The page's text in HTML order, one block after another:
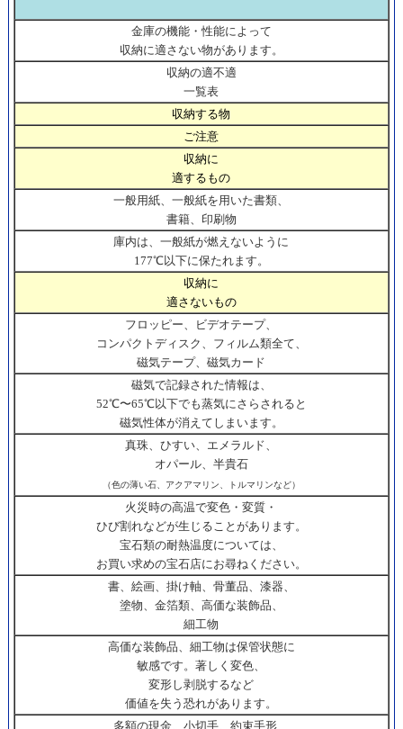
金庫の機能・性能によって
収納に適さない物があります。
収納の適不適
一覧表
収納する物
ご注意
収納に
適するもの
一般用紙、一般紙を用いた書類、
書籍、印刷物
庫内は、一般紙が燃えないように
177℃以下に保たれます。
収納に
適さないもの
フロッピー、ビデオテープ、
コンパクトディスク、フィルム類全て、
磁気テープ、磁気カード
磁気で記録された情報は、
52℃〜65℃以下でも蒸気にさらされると
磁気性体が消えてしまいます。
真珠、ひすい、エメラルド、
オパール、半貴石
（色の薄い石、アクアマリン、トルマリンなど）
火災時の高温で変色・変質・
ひび割れなどが生じることがあります。
宝石類の耐熱温度については、
お買い求めの宝石店にお尋ねください。
書、絵画、掛け軸、骨董品、漆器、
塗物、金箔類、高価な装飾品、
細工物
高価な装飾品、細工物は保管状態に
敏感です。著しく変色、
変形し剥脱するなど
価値を失う恐れがあります。
多額の現金、小切手、約束手形、